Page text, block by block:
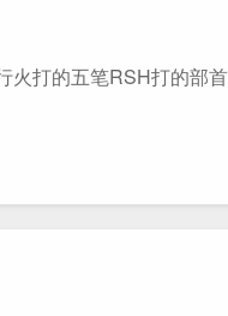
打的五笔RSH打的部